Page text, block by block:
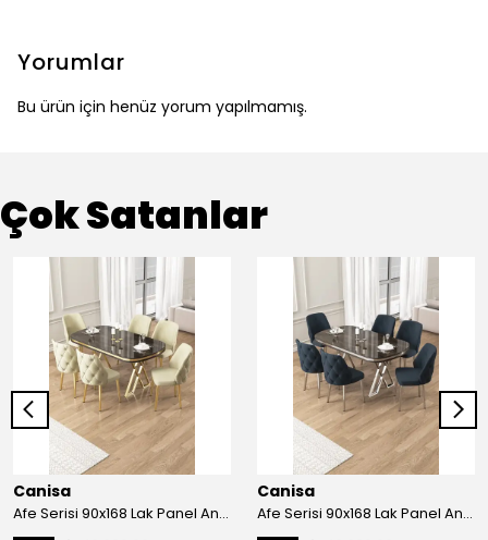
Yorumlar
Bu ürün için henüz yorum yapılmamış.
Çok Satanlar
Canisa
Afe Serisi 90x168 Lak Panel Antrasit İroni Masa ve 6 Sandalye Gold Kaplama Ayak
Canisa
Afe Serisi 90x168 Lak Panel Antrasit İroni Masa ve 6 Sandalye Krom Kaplama Ayak